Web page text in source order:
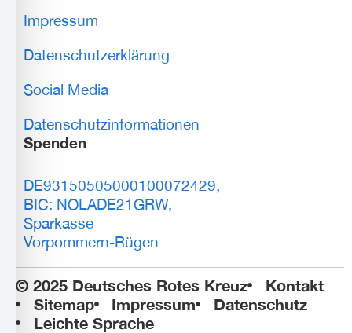
Impressum
Datenschutzerklärung
Social Media
Datenschutzinformationen
Spenden
DE93150505000100072429,
BIC: NOLADE21GRW,
Sparkasse
Vorpommern-Rügen
© 2025 Deutsches Rotes Kreuz
Kontakt
Sitemap
Impressum
Datenschutz
Leichte Sprache